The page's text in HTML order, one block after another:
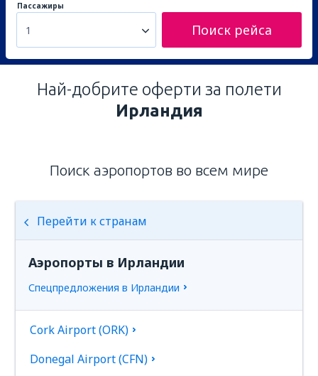
Пассажиры
1 Поиск рейса
Най-добрите оферти за полети
Ирландия
Поиск аэропортов во всем мире
Перейти к странам
Аэропорты в Ирландии
Спецпредложения в Ирландии
Cork Airport (ORK)
Donegal Airport (CFN)